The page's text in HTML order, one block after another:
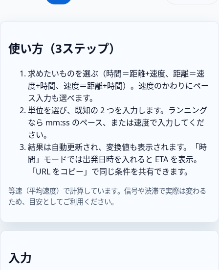
使い方（3ステップ）
求めたいものを選ぶ（時間＝距離+速度、距離＝速
度+時間、速度＝距離+時間）。速度のかわりにペー
ス入力も選べます。
単位を選び、既知の 2 つを入力します。ランニング
なら mm:ss のペース、または速度で入力してくだ
さい。
結果は自動更新され、変換値も表示されます。「時
間」モードでは出発日時を入れると ETA を表示。
「URL をコピー」で同じ条件を共有できます。
等速（平均速度）で計算しています。信号や渋滞で実際は変わる
ため、目安としてご利用ください。
入力